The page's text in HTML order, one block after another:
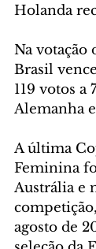
Holanda
Na votação
Brasil
119 votos a
Alemanha
A última
Feminina
Austrália e
agosto de